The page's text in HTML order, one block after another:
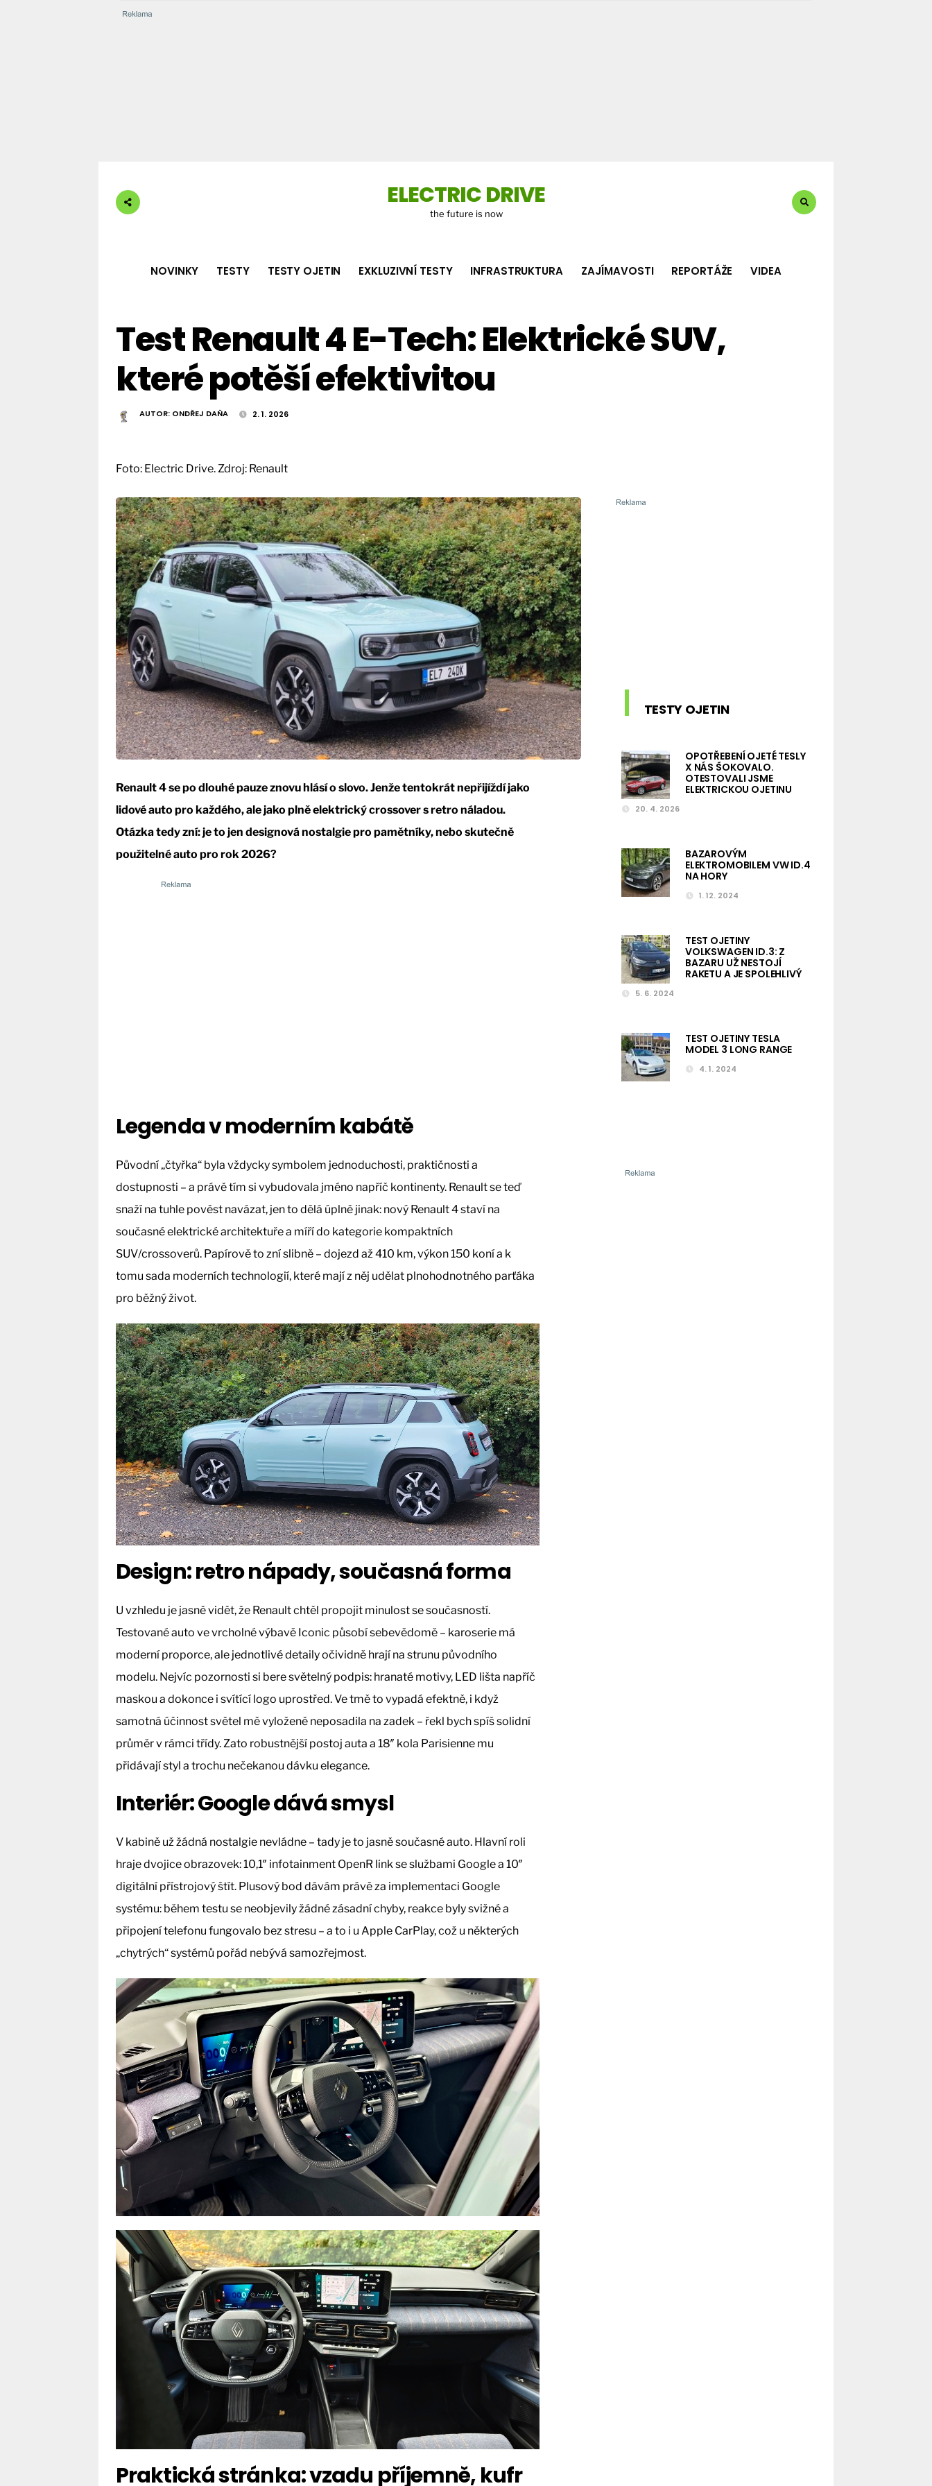
ELECTRIC DRIVE
the future is now
NOVINKY TESTY TESTY OJETIN EXKLUZIVNÍ TESTY INFRASTRUKTURA ZAJÍMAVOSTI REPORTÁŽE VIDEA
Test Renault 4 E-Tech: Elektrické SUV,
které potěší efektivitou
AUTOR: ONDŘEJ DAŇA 2. 1. 2026
Foto: Electric Drive. Zdroj: Renault
Renault 4 se po dlouhé pauze znovu hlásí o slovo. Jenže tentokrát nepřijíždí jako
lidové auto pro každého, ale jako plně elektrický crossover s retro náladou.
Otázka tedy zní: je to jen designová nostalgie pro pamětníky, nebo skutečně
použitelné auto pro rok 2026?
Legenda v moderním kabátě
Původní „čtyřka“ byla vždycky symbolem jednoduchosti, praktičnosti a
dostupnosti – a právě tím si vybudovala jméno napříč kontinenty. Renault se teď
snaží na tuhle pověst navázat, jen to dělá úplně jinak: nový Renault 4 staví na
současné elektrické architektuře a míří do kategorie kompaktních
SUV/crossoverů. Papírově to zní slibně – dojezd až 410 km, výkon 150 koní a k
tomu sada moderních technologií, které mají z něj udělat plnohodnotného parťáka
pro běžný život.
Design: retro nápady, současná forma
U vzhledu je jasně vidět, že Renault chtěl propojit minulost se současností.
Testované auto ve vrcholné výbavě Iconic působí sebevědomě – karoserie má
moderní proporce, ale jednotlivé detaily očividně hrají na strunu původního
modelu. Nejvíc pozornosti si bere světelný podpis: hranaté motivy, LED lišta napříč
maskou a dokonce i svítící logo uprostřed. Ve tmě to vypadá efektně, i když
samotná účinnost světel mě vyloženě neposadila na zadek – řekl bych spíš solidní
průměr v rámci třídy. Zato robustnější postoj auta a 18″ kola Parisienne mu
přidávají styl a trochu nečekanou dávku elegance.
Interiér: Google dává smysl
V kabině už žádná nostalgie nevládne – tady je to jasně současné auto. Hlavní roli
hraje dvojice obrazovek: 10,1″ infotainment OpenR link se službami Google a 10″
digitální přístrojový štít. Plusový bod dávám právě za implementaci Google
systému: během testu se neobjevily žádné zásadní chyby, reakce byly svižné a
připojení telefonu fungovalo bez stresu – a to i u Apple CarPlay, což u některých
„chytrých“ systémů pořád nebývá samozřejmost.
Praktická stránka: vzadu příjemně, kufr
TESTY OJETIN
OPOTŘEBENÍ OJETÉ TESLY
X NÁS ŠOKOVALO.
OTESTOVALI JSME
ELEKTRICKOU OJETINU
20. 4. 2026
BAZAROVÝM
ELEKTROMOBILEM VW ID.4
NA HORY
1. 12. 2024
TEST OJETINY
VOLKSWAGEN ID.3: Z
BAZARU UŽ NESTOJÍ
RAKETU A JE SPOLEHLIVÝ
5. 6. 2024
TEST OJETINY TESLA
MODEL 3 LONG RANGE
4. 1. 2024